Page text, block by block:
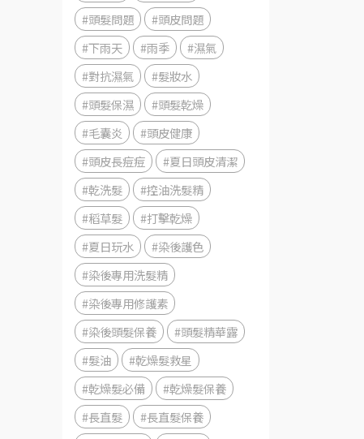
#頭髮問題
#頭皮問題
#下雨天
#雨季
#濕氣
#對抗濕氣
#髮妝水
#頭髮保濕
#頭髮乾燥
#毛囊炎
#頭皮健康
#頭皮長痘痘
#夏日頭皮清潔
#乾洗髮
#控油洗髮精
#稻草髮
#打擊乾燥
#夏日玩水
#染後護色
#染後專用洗髮精
#染後專用修護素
#染後頭髮保養
#頭髮精華露
#髮油
#乾燥髮救星
#乾燥髮必備
#乾燥髮保養
#長直髮
#長直髮保養